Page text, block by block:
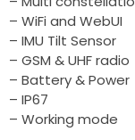
– WiFi and WebUI
– IMU Tilt Sensor
– GSM & UHF radio
– Battery & Power
– IP67
– Working mode